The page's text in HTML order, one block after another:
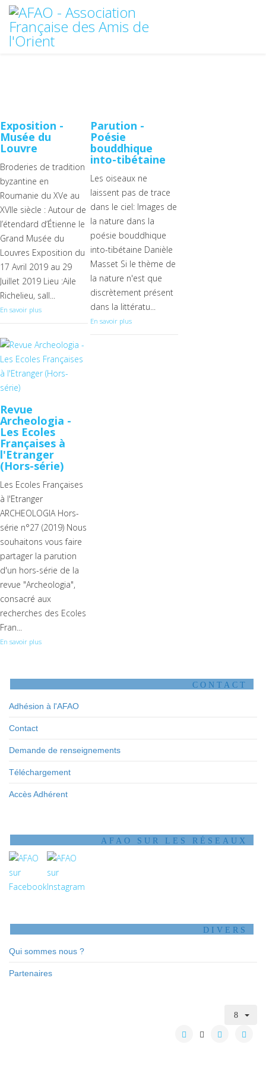
Exposition -
Musée du
Louvre
Broderies de tradition
byzantine en
Roumanie du XVe au
XVIIe siècle : Autour de
l’étendard d’Étienne le
Grand Musée du
Louvres Exposition du
17 Avril 2019 au 29
Juillet 2019 Lieu :Aile
Richelieu, sall...
En savoir plus
Parution -
Poésie
bouddhique
into-tibétaine
Les oiseaux ne
laissent pas de trace
dans le ciel: Images de
la nature dans la
poésie bouddhique
into-tibétaine Danièle
Masset Si le thème de
la nature n'est que
discrètement présent
dans la littératu...
En savoir plus
Revue
Archeologia -
Les Ecoles
Françaises à
l'Etranger
(Hors-série)
Les Ecoles Françaises
à l'Etranger
ARCHEOLOGIA Hors-
série n°27 (2019) Nous
souhaitons vous faire
partager la parution
d'un hors-série de la
revue "Archeologia",
consacré aux
recherches des Ecoles
Fran...
En savoir plus
CONTACT
Adhésion à l'AFAO
Contact
Demande de renseignements
Téléchargement
Accès Adhérent
AFAO SUR LES RÉSEAUX
DIVERS
Qui sommes nous ?
Partenaires